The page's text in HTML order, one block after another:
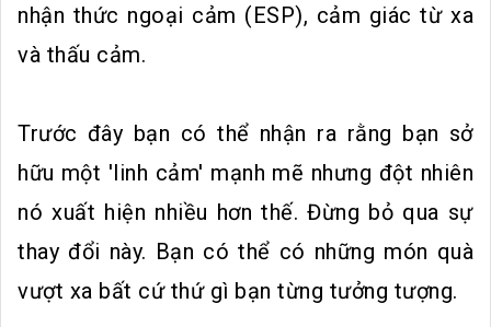
nhận thức ngoại cảm (ESP), cảm giác từ xa
và thấu cảm.
Trước đây bạn có thể nhận ra rằng bạn sở
hữu một 'linh cảm' mạnh mẽ nhưng đột nhiên
nó xuất hiện nhiều hơn thế. Đừng bỏ qua sự
thay đổi này. Bạn có thể có những món quà
vượt xa bất cứ thứ gì bạn từng tưởng tượng.